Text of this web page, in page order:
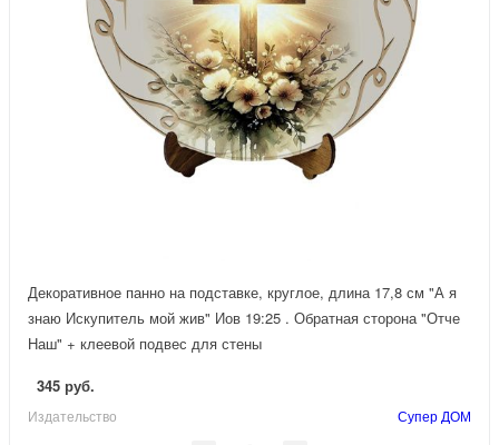
Декоративное панно на подставке, круглое, длина 17,8 см "А я
знаю Искупитель мой жив" Иов 19:25 . Обратная сторона "Отче
Наш" + клеевой подвес для стены
345 руб.
Издательство Супер ДОМ